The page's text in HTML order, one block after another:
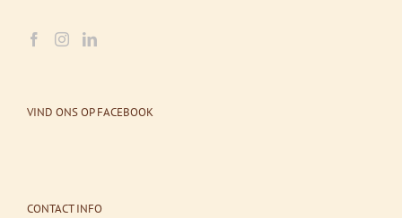
VIND ONS OP FACEBOOK
CONTACT INFO